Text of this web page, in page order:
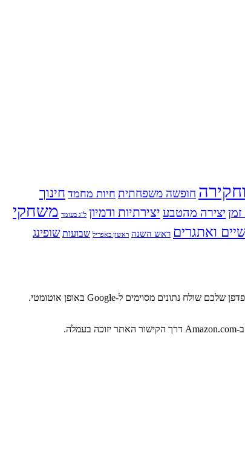
חופשה משפחתית חיות מחמד חינוך
זמן יצירה מהטבע יצירתיות ודמיון ל"ג בעומר משחקי
ואתגרים ראש השנה ראשון באפריל שבועות שופינג
אתר זה משתמש בגוגל אנליטיקס, מוצר של גוגל שעוזר לבעלי אתרים להבין את אופן המעורבות של לקוחות באתרים שלהם. כאשר אתם מבקרים באתר זה הדפדפן שלכם שולח נתונים מסוימים ל-Google באופן אוטומטי.